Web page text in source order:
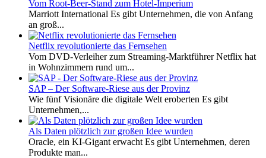
Vom Root-Beer-Stand zum Hotel-Imperium
Marriott International Es gibt Unternehmen, die von Anfang
an groß...
Netflix revolutionierte das Fernsehen
Vom DVD-Verleiher zum Streaming-Marktführer Netflix hat
in Wohnzimmern rund um...
SAP – Der Software-Riese aus der Provinz
Wie fünf Visionäre die digitale Welt eroberten Es gibt
Unternehmen,...
Als Daten plötzlich zur großen Idee wurden
Oracle, ein KI-Gigant erwacht Es gibt Unternehmen, deren
Produkte man...